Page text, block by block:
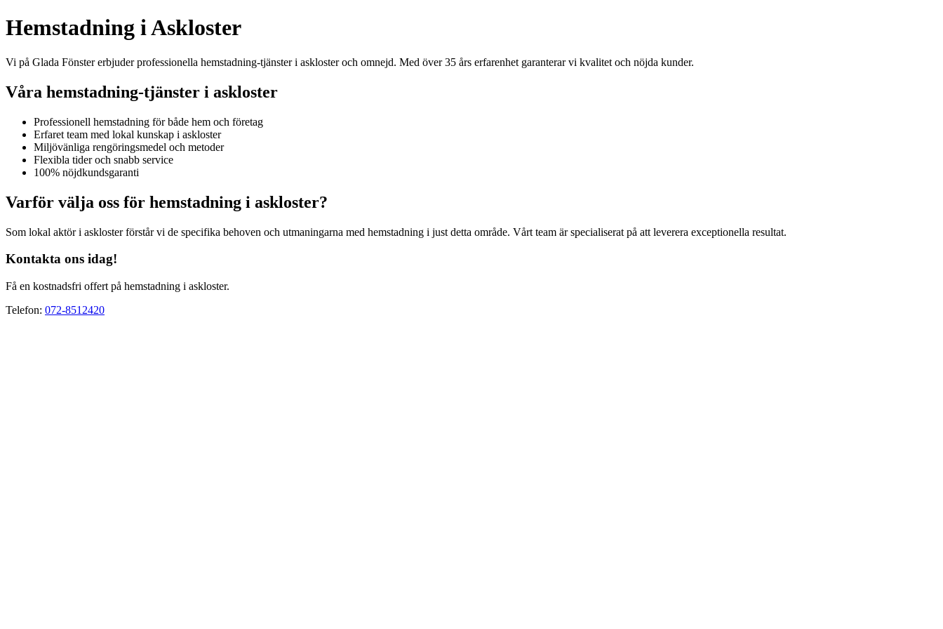
Hemstadning i Askloster
Vi på Glada Fönster erbjuder professionella hemstadning-tjänster i askloster och omnejd. Med över 35 års erfarenhet garanterar vi kvalitet och nöjda kunder.
Våra hemstadning-tjänster i askloster
Professionell hemstadning för både hem och företag
Erfaret team med lokal kunskap i askloster
Miljövänliga rengöringsmedel och metoder
Flexibla tider och snabb service
100% nöjdkundsgaranti
Varför välja oss för hemstadning i askloster?
Som lokal aktör i askloster förstår vi de specifika behoven och utmaningarna med hemstadning i just detta område. Vårt team är specialiserat på att leverera exceptionella resultat.
Kontakta ons idag!
Få en kostnadsfri offert på hemstadning i askloster.
Telefon: 072-8512420